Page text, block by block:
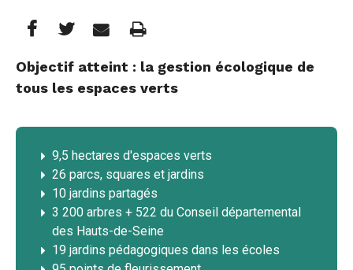
Partager
cette
page
sur
Facebook
Partager
cette
page
sur
Twitter
Partager
cette
page
par
e-
mail
Imprimer
Objectif atteint : la gestion écologique de
tous les espaces verts
9,5 hectares d'espaces verts
26 parcs, squares et jardins
10 jardins partagés
3 200 arbres + 522 du Conseil départemental
des Hauts-de-Seine
19 jardins pédagogiques dans les écoles